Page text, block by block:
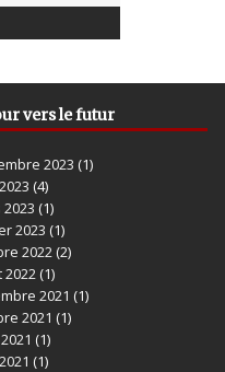
vers le futur
2023 (1)
(4)
(1)
2023 (1)
2022(2)
2022(1)
2021 (1)
2021 (1)
(1)
(1)